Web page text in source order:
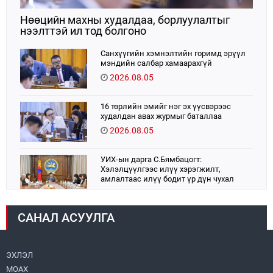
Нөөцийн махны худалдаа, борлуулалтыг
нээлттэй ил тод болгоно
Санхүүгийн хэмнэлтийн горимд эрүүл
мэндийн салбар хамаарахгүй
2026.08.05
16 төрлийн эмийг нэг эх үүсвэрээс
худалдан авах журмыг баталлаа
2026.08.05
УИХ-ын дарга С.Бямбацогт:
Хэлэлцүүлгээс илүү хэрэгжилт,
амлалтаас илүү бодит үр дүн чухал
Монголбанк 7 дугаар сард 1,439.2 кг үнэт
САНАЛ АСУУЛГА
ЭХЛЭЛ
МОАХ